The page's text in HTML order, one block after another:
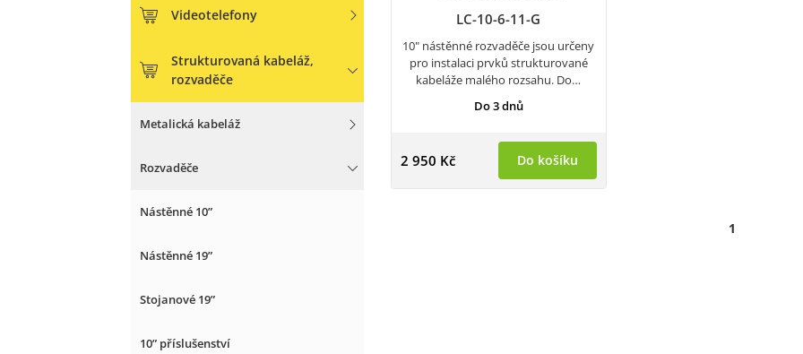
Videotelefony
Strukturovaná kabeláž,
rozvaděče
Metalická kabeláž
Rozvaděče
Nástěnné 10”
Nástěnné 19”
Stojanové 19”
10” příslušenství
LC-10-6-11-G
10" nástěnné rozvaděče jsou určeny
pro instalaci prvků strukturované
kabeláže malého rozsahu. Do…
Do 3 dnů
2 950 Kč Do košíku
1